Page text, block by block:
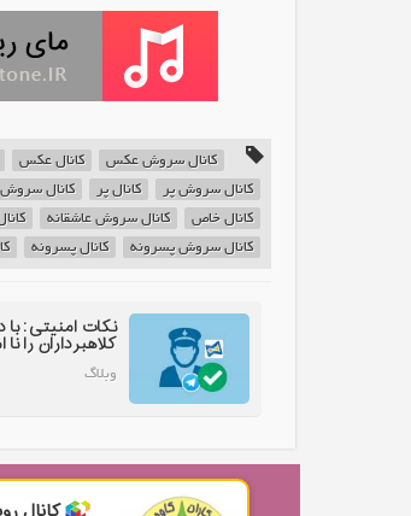
کانال سروش عکس کانال عکس
کانال سروش پر
کانال پر کانال
کانال خاص
کانال سروش عاشقانه
کانال سروش پسرونه
کانال پسرونه
نکات امنیتی: با
کلاهبرداران را
وبلاگ